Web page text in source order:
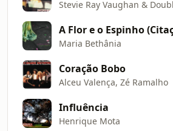
Maria Bethânia
Coração Bobo
Alceu Valença, Zé Ramalho
Influência
Henrique Mota